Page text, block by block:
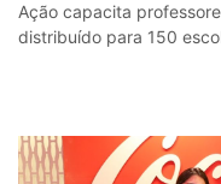
Ação capacita
distribuído para 150